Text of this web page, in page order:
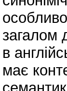
загалом
в
має